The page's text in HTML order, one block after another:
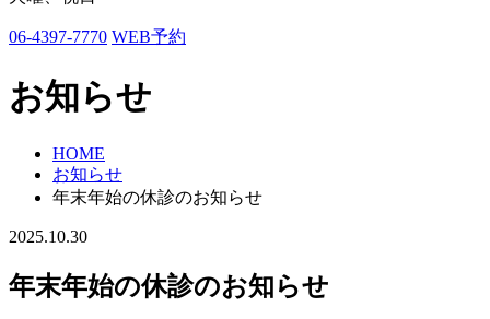
06-4397-7770 WEB予約
お知らせ
HOME
お知らせ
年末年始の休診のお知らせ
2025.10.30
年末年始の休診のお知らせ